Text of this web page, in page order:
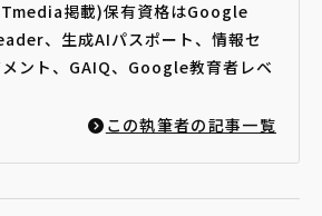
掲載)保有資格はGoogle
、生成AIパスポート、情報セ
ント、GAIQ、Google教育者レベ
この執筆者の記事一覧